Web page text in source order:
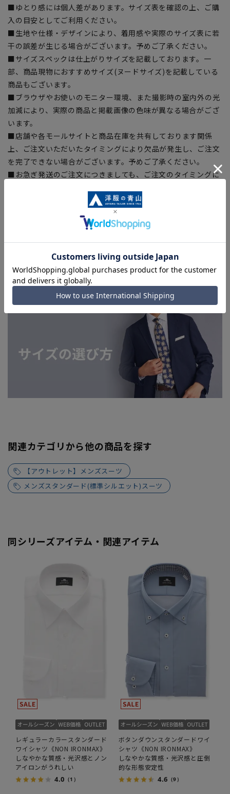
■ゆとり感には個人差があります。サイズ表を確認の上、ご購
入の目安としてご利用ください。
■生地や仕様・デザインにより、着用感や実際のサイズ表に若
干の誤差が生じる場合がございます。予めご了承ください。
■サイズスペックは仕上がりサイズを記載しております。一
部、商品現物におすすめサイズ(ヌードサイズ)を記載している
商品もございます。
■ブラウザやお使いのモニター環境、また撮影時の室内外の光
加減により、実際の商品と掲載画像の色味が異なる場合がござ
います。
■店舗や各モールサイトと商品在庫を共有しております関係
上、ご注文いただいたタイミングにより欠品が発生し、ご注文
を完了できない場合がございます。予めご了承ください。
■お急ぎ発送のご注文につきましても、ご注文のタイミングに
関連カテゴリから他の商品を探す
【アウトレット】メンズスーツ
メンズスタンダード(標準シルエット)スーツ
同シリーズアイテム・関連アイテム
レギュラーカラースタンダード
ワイシャツ《NON IRONMAX》
しなやかな質感・光沢感とノン
アイロンがうれしい
4.0 （1）
ボタンダウンスタンダードワイ
シャツ《NON IRONMAX》
しなやかな質感・光沢感と圧倒
的な形態安定性
4.6 （9）